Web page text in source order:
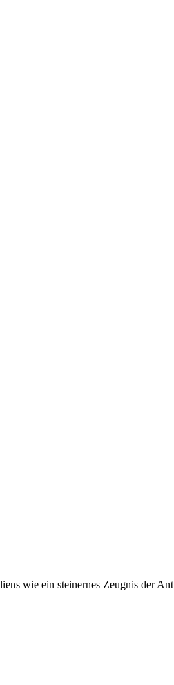
wie ein steinernes Zeugnis der